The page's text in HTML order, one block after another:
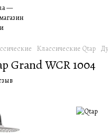
Классические Qtap
Grand WCR 1004